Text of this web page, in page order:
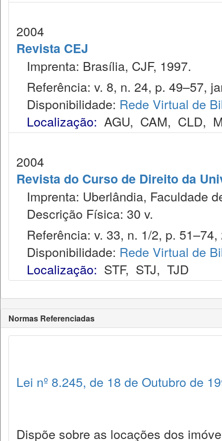
2004
Revista CEJ
Imprenta: Brasília, CJF, 1997.
Referência: v. 8, n. 24, p. 49–57,
Disponibilidade: Rede Virtual de
Localização: AGU, CAM, CLD,
2004
Revista do Curso de Direito da
Imprenta: Uberlândia, Faculdade
Descrição Física: 30 v.
Referência: v. 33, n. 1/2, p. 51–74,
Disponibilidade: Rede Virtual de
Localização: STF, STJ, TJD
Normas Referenciadas
Lei nº 8.245, de 18 de Outubro de
Dispõe sobre as locações dos